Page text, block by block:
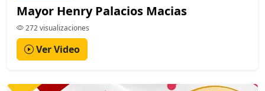
Mayor Henry Palacios Macias
272 visualizaciones
Ver Video